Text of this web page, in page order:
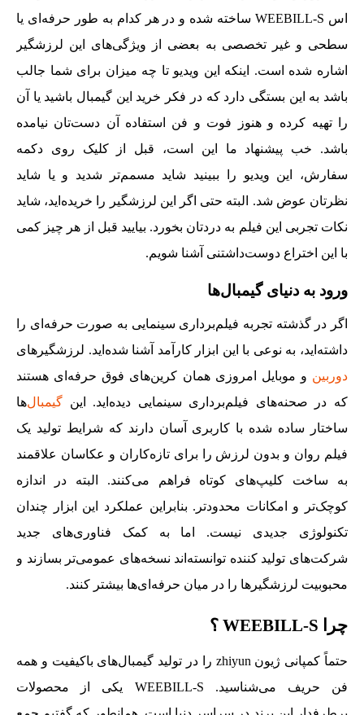
اس WEEBILL-S ساخته شده و در هر کدام به طور حرفه‌ای یا
سطحی و غیر تخصصی به بعضی از ویژگی‌های این لرزشگیر
اشاره شده است. اینکه این ویدیو تا چه میزان برای شما جالب
باشد به این بستگی دارد که در فکر خرید این گیمبال باشید یا آن
را تهیه کرده و هنوز فوت و فن استفاده آن دست‌تان نیامده
باشد. خب پیشنهاد ما این است، قبل از کلیک روی دکمه
سفارش، این ویدیو را ببینید شاید مسمم‌تر شدید و یا شاید
نظرتان عوض شد. البته حتی اگر این لرزشگیر را خریده‌اید، شاید
نکات تجربی این فیلم به دردتان بخورد. بیایید قبل از هر چیز کمی
با این اختراع دوست‌داشتنی آشنا شویم.
ورود به دنیای گیمبال‌ها
اگر در گذشته تجربه فیلم‌برداری سینمایی به صورت حرفه‌ای را
داشته‌اید، به نوعی با این ابزار کارآمد آشنا شده‌اید. لرزشگیرهای
دوربین و موبایل امروزی همان کرین‌های فوق حرفه‌ای هستند
که در صحنه‌های فیلم‌برداری سینمایی دیده‌اید. این گیمبال‌ها
ساختار ساده شده با کاربری آسان دارند که شرایط تولید یک
فیلم روان و بدون لرزش را برای تازه‌کاران و عکاسان علاقمند
به ساخت کلیپ‌های کوتاه فراهم می‌کنند. البته در اندازه
کوچک‌تر و امکانات محدودتر. بنابراین عملکرد این ابزار چندان
تکنولوژی جدیدی نیست. اما به کمک فناوری‌های جدید
شرکت‌های تولید کننده توانسته‌اند نسخه‌های عمومی‌تر بسازند و
محبوبیت لرزشگیرها را در میان حرفه‎‌ای‌ها بیشتر کنند.
چرا WEEBILL-S ؟
حتماً کمپانی ژیون zhiyun را در تولید گیمبال‌های باکیفیت و همه
فن حریف می‌شناسید. WEEBILL-S یکی از محصولات